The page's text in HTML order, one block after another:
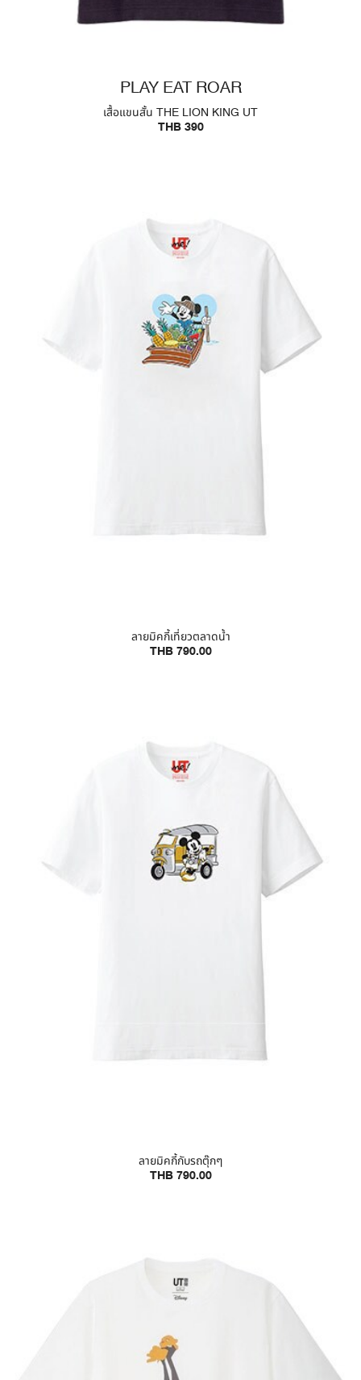
PLAY EAT ROAR
เสื้อแขนสั้น THE LION KING UT
THB 390
ลายมิคกี้เที่ยวตลาดน้ำ
THB 790.00
ลายมิคกี้กับรถตุ๊กๆ
THB 790.00